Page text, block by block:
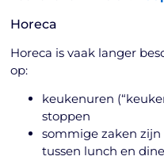
Horeca
Horeca is vaak langer
op:
keukenuren
stoppen
sommige zaken
tussen lunch en